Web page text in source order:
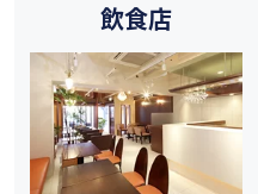
飲食店